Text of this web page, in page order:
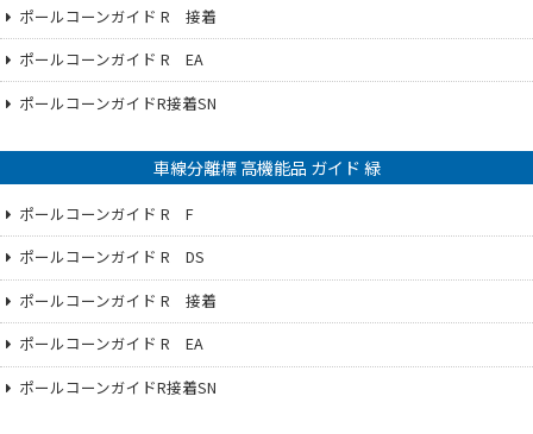
ポールコーンガイド R 接着
ポールコーンガイド R EA
ポールコーンガイドR接着SN
車線分離標 高機能品 ガイド 緑
ポールコーンガイド R F
ポールコーンガイド R DS
ポールコーンガイド R 接着
ポールコーンガイド R EA
ポールコーンガイドR接着SN